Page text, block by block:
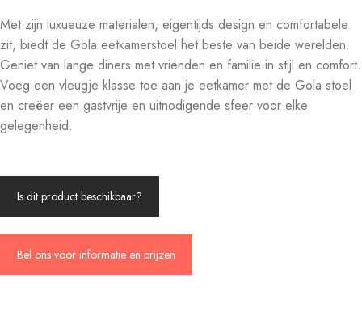
Met zijn luxueuze materialen, eigentijds design en comfortabele
zit, biedt de Gola eetkamerstoel het beste van beide werelden.
Geniet van lange diners met vrienden en familie in stijl en comfort.
Voeg een vleugje klasse toe aan je eetkamer met de Gola stoel
en creëer een gastvrije en uitnodigende sfeer voor elke
gelegenheid.
Is dit product beschikbaar?
Bel ons voor informatie en prijzen